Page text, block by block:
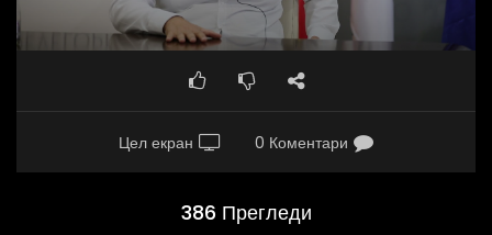
Цел екран 0 Коментари
386 Прегледи